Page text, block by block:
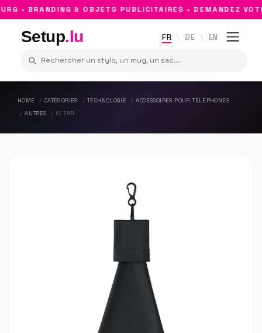
• BRANDING & OBJETS PUBLICITAIRES • DEMANDEZ
Setup.lu FR DE EN
HOME CATÉGORIES TECHNOLOGIE
ACCESSOIRES POUR TÉLÉPHONES
AUTRES
CLEAR